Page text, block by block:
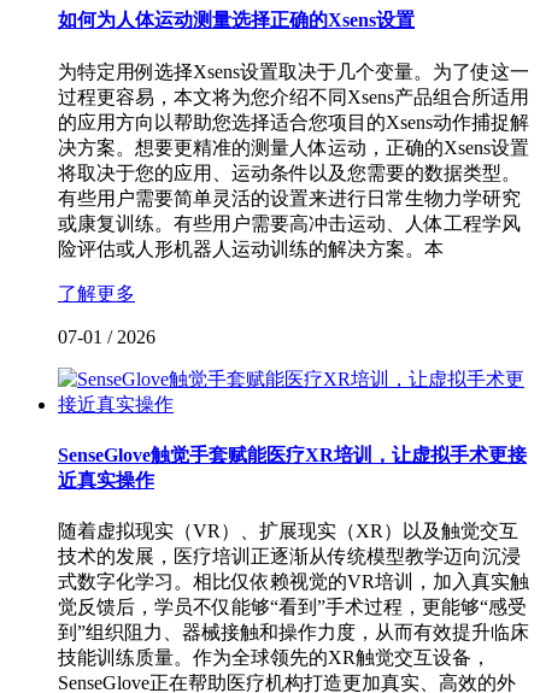
如何为人体运动测量选择正确的Xsens设置
为特定用例选择Xsens设置取决于几个变量。为了使这一
过程更容易，本文将为您介绍不同Xsens产品组合所适用
的应用方向以帮助您选择适合您项目的Xsens动作捕捉解
决方案。想要更精准的测量人体运动，正确的Xsens设置
将取决于您的应用、运动条件以及您需要的数据类型。
有些用户需要简单灵活的设置来进行日常生物力学研究
或康复训练。有些用户需要高冲击运动、人体工程学风
险评估或人形机器人运动训练的解决方案。本
了解更多
07-01 / 2026
SenseGlove触觉手套赋能医疗XR培训，让虚拟手术更接
近真实操作
随着虚拟现实（VR）、扩展现实（XR）以及触觉交互
技术的发展，医疗培训正逐渐从传统模型教学迈向沉浸
式数字化学习。相比仅依赖视觉的VR培训，加入真实触
觉反馈后，学员不仅能够“看到”手术过程，更能够“感受
到”组织阻力、器械接触和操作力度，从而有效提升临床
技能训练质量。作为全球领先的XR触觉交互设备，
SenseGlove正在帮助医疗机构打造更加真实、高效的外